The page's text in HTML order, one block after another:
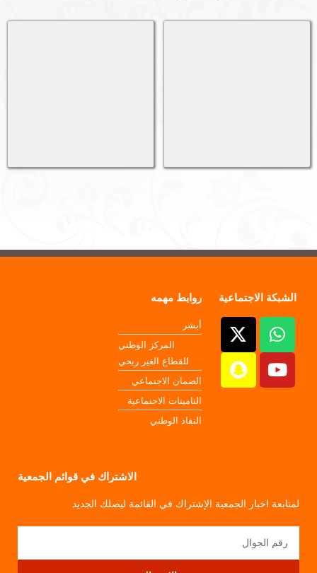
الشبكة الاجتماعية روابط مهمه
أبشر
المركز الوطني
للقطاع الغير ربحي
الضمان الاجتماعي
التامينات الاجتماعية
النفاذ الوطني
الاشتراك في قوائم الجمعية
لمتابعة اخبار الجمعية الإشتراك في القائمة ليصلك الجديد